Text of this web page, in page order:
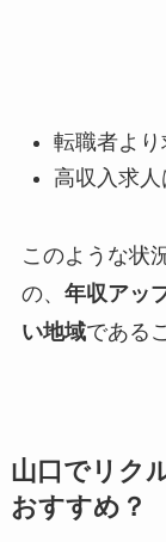
転職者よ
高収入求
このような状
の、 年収アッ
い地域である
山口でリク
おすすめ？